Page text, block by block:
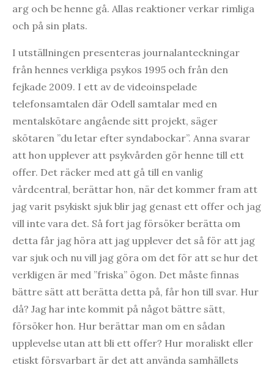
arg och be henne gå. Allas reaktioner verkar rimliga
och på sin plats.
I utställningen presenteras journalanteckningar
från hennes verkliga psykos 1995 och från den
fejkade 2009. I ett av de videoinspelade
telefonsamtalen där Odell samtalar med en
mentalskötare angående sitt projekt, säger
skötaren ”du letar efter syndabockar”. Anna svarar
att hon upplever att psykvården gör henne till ett
offer. Det räcker med att gå till en vanlig
vårdcentral, berättar hon, när det kommer fram att
jag varit psykiskt sjuk blir jag genast ett offer och jag
vill inte vara det. Så fort jag försöker berätta om
detta får jag höra att jag upplever det så för att jag
var sjuk och nu vill jag göra om det för att se hur det
verkligen är med ”friska” ögon. Det måste finnas
bättre sätt att berätta detta på, får hon till svar. Hur
då? Jag har inte kommit på något bättre sätt,
försöker hon. Hur berättar man om en sådan
upplevelse utan att bli ett offer? Hur moraliskt eller
etiskt försvarbart är det att använda samhällets